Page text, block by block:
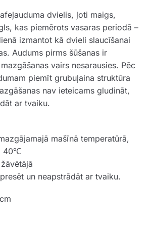
dvielis, ļoti maigs,
kas piemērots vasaras periodā –
izmantot kā dvieli slaucīšanai
Audums pirms šūšanas ir
vairs nesarausies. Pēc
piemīt grubuļaina struktūra
nav ieteicams gludināt,
ar tvaiku.
mašīnā temperatūrā,
40℃
un neapstrādāt ar tvaiku.